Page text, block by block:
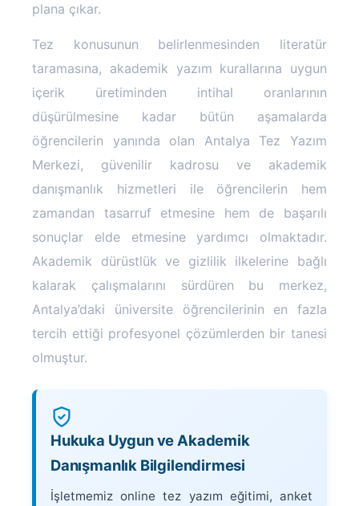
plana çıkar.
Tez konusunun belirlenmesinden literatür
taramasına, akademik yazım kurallarına uygun
içerik üretiminden intihal oranlarının
düşürülmesine kadar bütün aşamalarda
öğrencilerin yanında olan Antalya Tez Yazım
Merkezi, güvenilir kadrosu ve akademik
danışmanlık hizmetleri ile öğrencilerin hem
zamandan tasarruf etmesine hem de başarılı
sonuçlar elde etmesine yardımcı olmaktadır.
Akademik dürüstlük ve gizlilik ilkelerine bağlı
kalarak çalışmalarını sürdüren bu merkez,
Antalya’daki üniversite öğrencilerinin en fazla
tercih ettiği profesyonel çözümlerden bir tanesi
olmuştur.
Hukuka Uygun ve Akademik
Danışmanlık Bilgilendirmesi
İşletmemiz online tez yazım eğitimi, anket